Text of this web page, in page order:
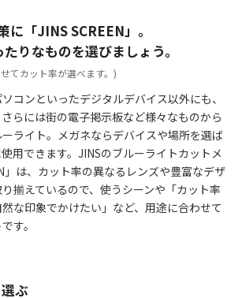
に「JINS SCREEN」。
りなものを選びましょう。
てカット率が選べます。)
コンといったデジタルデバイス以外にも、
らには街の電子掲示板など様々なものから
ライト。メガネならデバイスや場所を選ば
用できます。JINSのブルーライトカットメ
」は、カット率の異なるレンズや豊富なデザ
揃えているので、使うシーンや「カット率
な印象でかけたい」など、用途に合わせて
す。
ぶ